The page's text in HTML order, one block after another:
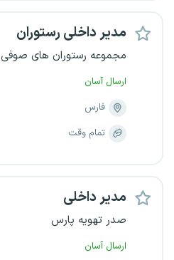
مدیر داخلی رستوران
مجموعه رستوران های صوفی
ارسال آسان
فارس
تمام وقت
مدیر داخلی
صدر تهویه پارس
ارسال آسان